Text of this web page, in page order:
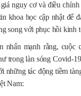
nguy cơ và điều
khoa học cập nhật để
song với phục hồi kinh
nhấn mạnh rằng, cuộc
trong làn sóng Covid-
những tác động tiềm
Nam: